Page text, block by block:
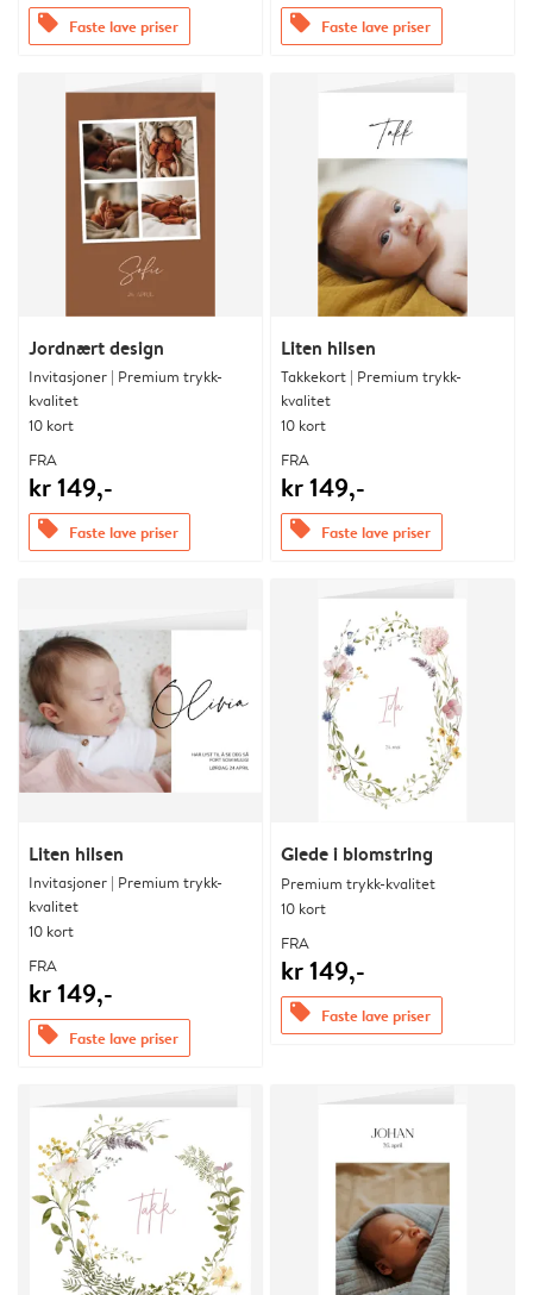
offers Faste lave priser offers Faste lave priser
Jordnært design
Invitasjoner | Premium trykk-
kvalitet
10 kort
FRA
kr 149,-
offers Faste lave priser
Liten hilsen
Takkekort | Premium trykk-
kvalitet
10 kort
FRA
kr 149,-
offers Faste lave priser
Liten hilsen
Invitasjoner | Premium trykk-
kvalitet
10 kort
FRA
kr 149,-
offers Faste lave priser
Glede i blomstring
Premium trykk-kvalitet
10 kort
FRA
kr 149,-
offers Faste lave priser